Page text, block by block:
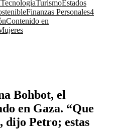
TecnologíaTurismoEstados
Finanzas Personales4
Contenido en
Bohbot, el
en Gaza. “Que
dijo Petro; estas